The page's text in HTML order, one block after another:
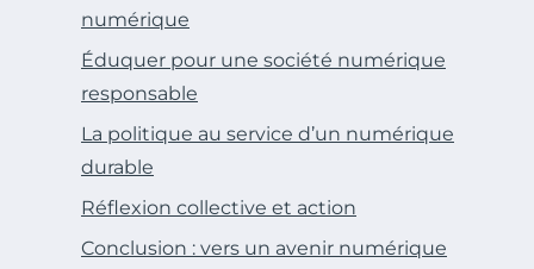
numérique
Éduquer pour une société numérique
responsable
La politique au service d’un numérique
durable
Réflexion collective et action
Conclusion : vers un avenir numérique